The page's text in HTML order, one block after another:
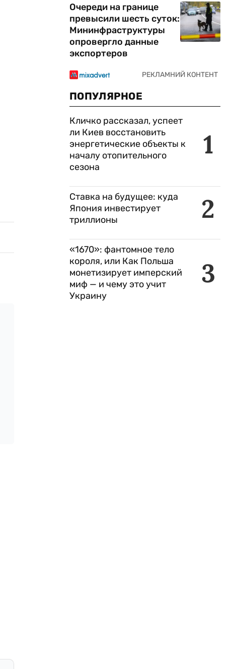
Очереди на границе
превысили шесть суток:
Мининфраструктуры
опровергло данные
экспортеров
ПОПУЛЯРНОЕ
1
Кличко рассказал, успеет
ли Киев восстановить
энергетические объекты к
началу отопительного
сезона
2
Ставка на будущее: куда
Япония инвестирует
триллионы
3
«1670»: фантомное тело
короля, или Как Польша
монетизирует имперский
миф — и чему это учит
Украину